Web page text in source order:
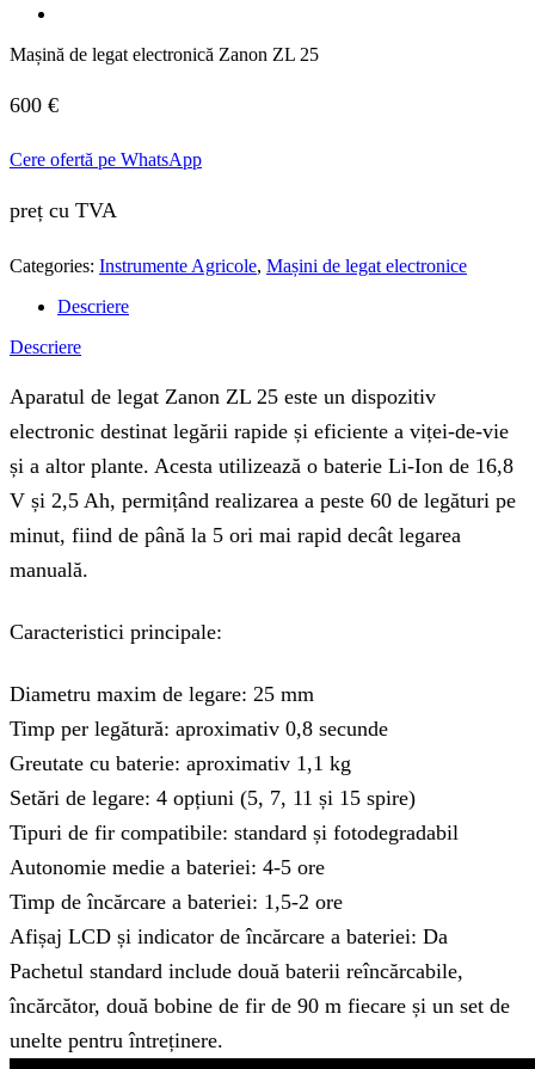
Mașină de legat electronică Zanon ZL 25
600 €
Cere ofertă pe WhatsApp
preț cu TVA
Categories: Instrumente Agricole, Mașini de legat electronice
Descriere
Descriere
Aparatul de legat Zanon ZL 25 este un dispozitiv
electronic destinat legării rapide și eficiente a viței-de-vie
și a altor plante. Acesta utilizează o baterie Li-Ion de 16,8
V și 2,5 Ah, permițând realizarea a peste 60 de legături pe
minut, fiind de până la 5 ori mai rapid decât legarea
manuală.
Caracteristici principale:
Diametru maxim de legare: 25 mm
Timp per legătură: aproximativ 0,8 secunde
Greutate cu baterie: aproximativ 1,1 kg
Setări de legare: 4 opțiuni (5, 7, 11 și 15 spire)
Tipuri de fir compatibile: standard și fotodegradabil
Autonomie medie a bateriei: 4-5 ore
Timp de încărcare a bateriei: 1,5-2 ore
Afișaj LCD și indicator de încărcare a bateriei: Da
Pachetul standard include două baterii reîncărcabile,
încărcător, două bobine de fir de 90 m fiecare și un set de
unelte pentru întreținere.